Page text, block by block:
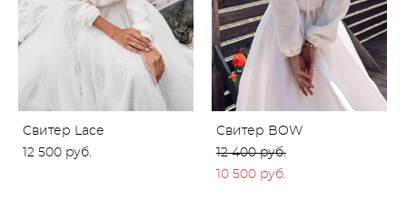
Cвитер Lace
12 500 pуб.
Cвитер BOW
12 400 pуб.
10 500 pуб.